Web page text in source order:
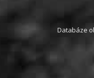
Databáze